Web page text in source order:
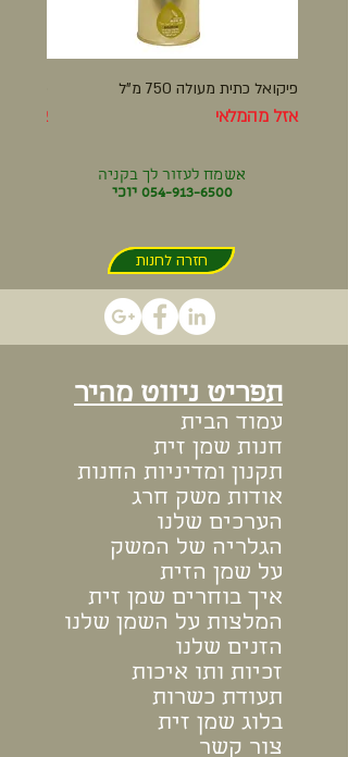
פיקואל כתית מעולה 750 מ"ל
אזל מהמלאי אזל
אשמח לעזור לך בקניה
054-913-6500 יוכי
חזרה לחנות
תפריט ניווט מהיר
עמוד הבית
חנות שמן זית
תקנון ומדיניות החנות
אודות משק חרג
הערכים שלנו
הגלריה של המשק
על שמן הזית
איך בוחרים שמן זית
המלצות על השמן שלנו
הזנים שלנו
זכיות ותו איכות
תעודת כשרות
בלוג שמן זית
צור קשר